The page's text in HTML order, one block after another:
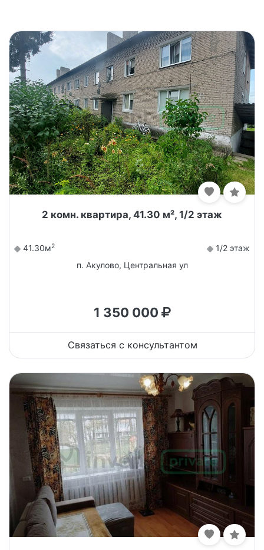
2 комн. квартира, 41.30 м², 1/2 этаж
41.30м2
1/2 этаж
п. Акулово, Центральная ул
1 350 000
Связаться с консультантом